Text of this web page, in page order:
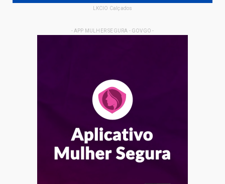
LKCIO Calçados
- APP MULHER SEGURA - GOVGO -